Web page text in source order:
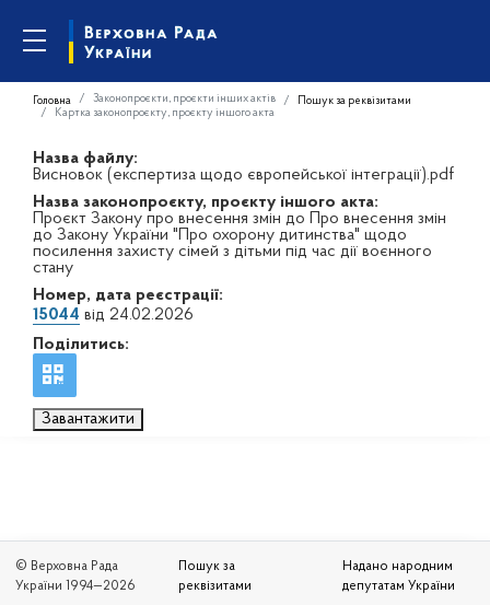
Головна Законопроєкти, проєкти інших актів
Пошук за реквізитами
Картка законопроєкту, проєкту іншого акта
Назва файлу:
Висновок (експертиза щодо європейської інтеграції).pdf
Назва законопроєкту, проєкту іншого акта:
Проєкт Закону про внесення змін до Про внесення змін
до Закону України "Про охорону дитинства" щодо
посилення захисту сімей з дітьми під час дії воєнного
стану
Номер, дата реєстрації:
15044 від 24.02.2026
Поділитись:
Завантажити
© Верховна Рада
України 1994—2026
Пошук за
реквізитами
Надано народним
депутатам України